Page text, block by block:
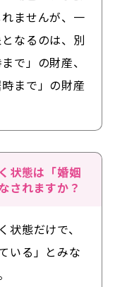
ませんが、一
なるのは、別
で」の財産、
まで」の財産
状態は「婚姻
されますか？
態だけで、
いる」とみな